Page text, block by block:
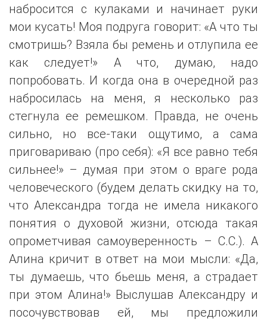
набросится с кулаками и начинает руки
мои кусать! Моя подруга говорит: «А что ты
смотришь? Взяла бы ремень и отлупила ее
как следует!» А что, думаю, надо
попробовать. И когда она в очередной раз
набросилась на меня, я несколько раз
стегнула ее ремешком. Правда, не очень
сильно, но все-таки ощутимо, а сама
приговариваю (про себя): «Я все равно тебя
сильнее!» – думая при этом о враге рода
человеческого (будем делать скидку на то,
что Александра тогда не имела никакого
понятия о духовой жизни, отсюда такая
опрометчивая самоуверенность – С.С.). А
Алина кричит в ответ на мои мысли: «Да,
ты думаешь, что бьешь меня, а страдает
при этом Алина!» Выслушав Александру и
посочувствовав ей, мы предложили